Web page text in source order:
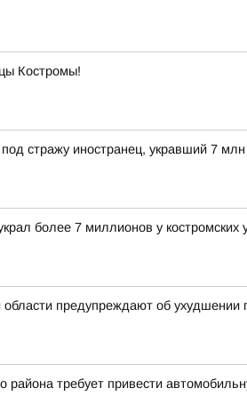
Костромы!
стражу иностранец, укравший 7
более 7 миллионов у костромских
предупреждают об ухудшении
района требует привести